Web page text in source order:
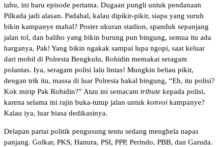
tahu, ini baru episode pertama. Dugaan pungli untuk pendanaan
Pilkada jadi alasan. Padahal, kalau dipikir-pikir, siapa yang suruh
bikin kampanye mahal? Poster ukuran stadion, spanduk sepanjang
jalan tol, dan baliho yang bikin burung pun bingung, semua itu ada
harganya, Pak! Yang bikin ngakak sampai lupa ngopi, saat keluar
dari mobil di Polresta Bengkulu, Rohidin memakai seragam
polantas. Iya, seragam polisi lalu lintas! Mungkin beliau pikir,
dengan trik itu, massa di luar Polresta bakal bingung, “Eh, itu polisi?
Kok mirip Pak Rohidin?” Atau ini semacam tribute kepada polisi,
karena selama ini rajin buka-tutup jalan untuk konvoi kampanye?
Kalau iya, luar biasa dedikasinya.
Delapan partai politik pengusung tentu sedang menghela napas
panjang. Golkar, PKS, Hanura, PSI, PPP, Perindo, PBB, dan Garuda.